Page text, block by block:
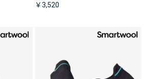
￥3,520